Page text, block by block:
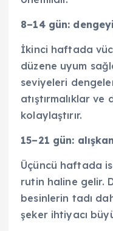
8–14 gün:
İkinci haftada
düzene uyum
seviyeleri
atıştırmalıklar
kolaylaştırır.
15–21 gün:
Üçüncü haftada
rutin haline gelir.
besinlerin tadı
şeker ihtiyacı